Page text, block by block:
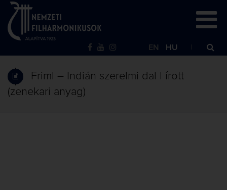
EN HU
Friml – Indián szerelmi dal | írott
(zenekari anyag)